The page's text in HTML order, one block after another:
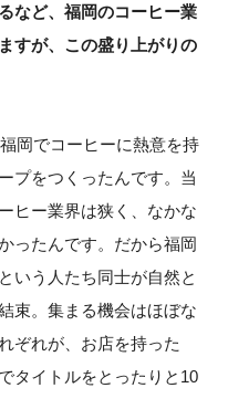
など、福岡のコーヒー業
すが、この盛り上がりの
岡でコーヒーに熱意を持
プをつくったんです。当
ヒー業界は狭く、なかな
ったんです。だから福岡
いう人たち同士が自然と
束。集まる機会はほぼな
ぞれが、お店を持った
タイトルをとったりと10